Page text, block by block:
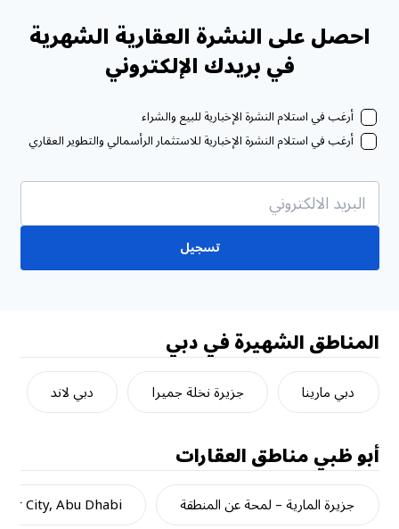
احصل على النشرة العقارية الشهرية
في بريدك الإلكتروني
أرغب في استلام النشرة الإخبارية للبيع والشراء
أرغب في استلام النشرة الإخبارية للاستثمار الرأسمالي والتطوير العقاري
تسجيل
المناطق الشهيرة في دبي
دبي مارينا جزيرة نخلة جميرا دبي لاند
أبو ظبيمناطق العقارات
جزيرة المارية – لمحة عن المنطقة City, Abu Dhabi